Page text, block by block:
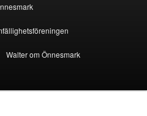
Walter om Önnesmark